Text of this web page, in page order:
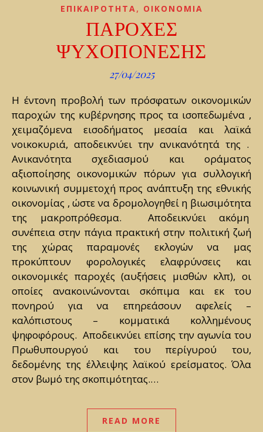
ΕΠΙΚΑΙΡΟΤΗΤΑ, ΟΙΚΟΝΟΜΙΑ
ΠΑΡΟΧΕΣ
ΨΥΧΟΠΟΝΕΣΗΣ
27/04/2025
Η έντονη προβολή των πρόσφατων οικονομικών
παροχών της κυβέρνησης προς τα ισοπεδωμένα ,
χειμαζόμενα εισοδήματος μεσαία και λαϊκά
νοικοκυριά, αποδεικνύει την ανικανότητά της .
Ανικανότητα σχεδιασμού και οράματος
αξιοποίησης οικονομικών πόρων για συλλογική
κοινωνική συμμετοχή προς ανάπτυξη της εθνικής
οικονομίας , ώστε να δρομολογηθεί η βιωσιμότητα
της μακροπρόθεσμα. Αποδεικνύει ακόμη
συνέπεια στην πάγια πρακτική στην πολιτική ζωή
της χώρας παραμονές εκλογών να μας
προκύπτουν φορολογικές ελαφρύνσεις και
οικονομικές παροχές (αυξήσεις μισθών κλπ), οι
οποίες ανακοινώνονται σκόπιμα και εκ του
πονηρού για να επηρεάσουν αφελείς –
καλόπιστους – κομματικά κολλημένους
ψηφοφόρους. Αποδεικνύει επίσης την αγωνία του
Πρωθυπουργού και του περίγυρού του,
δεδομένης της έλλειψης λαϊκού ερείσματος. Όλα
στον βωμό της σκοπιμότητας.…
READ MORE